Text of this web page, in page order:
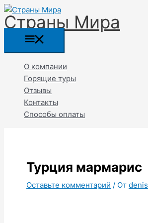
Перейти
к
содержимому
Страны Мира
Главное
меню
О компании
Горящие туры
Отзывы
Контакты
Способы оплаты
Турция мармарис
Оставьте комментарий / От denis
Название*
Прокрутка
вверх